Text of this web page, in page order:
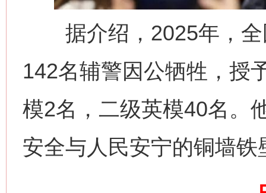
据介绍，2025年，全
142名辅警因公牺牲，授
模2名，二级英模40名。
安全与人民安宁的铜墙铁
网上购药对药下症？